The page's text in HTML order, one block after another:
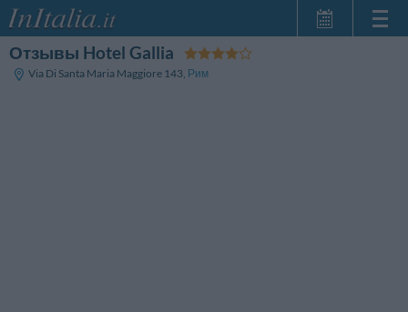
Отзывы Hotel Gallia
Via Di Santa Maria Maggiore 143, Рим